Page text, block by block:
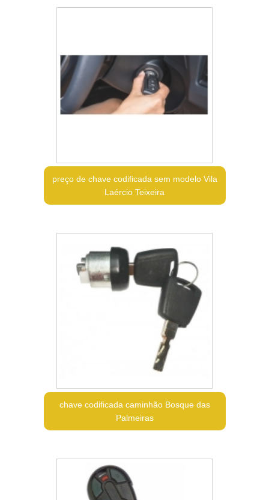
preço de chave codificada sem modelo Vila
Laércio Teixeira
chave codificada caminhão Bosque das
Palmeiras